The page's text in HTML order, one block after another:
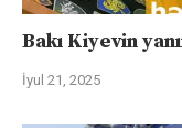
Bakı Kiyevin
İyul 21, 2025